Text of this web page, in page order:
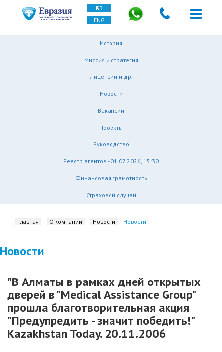
ҚАЗ
ENG
История
Миссия и стратегия
Лицензии и др.
Новости
Вакансии
Проекты
Руководство
Реестр агентов - 01.07.2026, 15:30
Финансовая грамотность
Страховой случай
Главная О компании Новости Новости
Новости
"В Алматы в рамках дней открытых
дверей в "Medical Assistance Group"
прошла благотворительная акция
"Предупредить - значит победить!"
Kazakhstan Today. 20.11.2006